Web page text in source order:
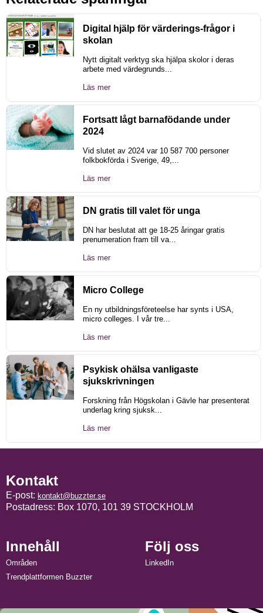
Digital hjälp för värderings-frågor i
skolan
Nytt digitalt verktyg ska hjälpa skolor i deras
arbete med värdegrunds...
Läs mer
Fortsatt lågt barnafödande under
2024
Vid slutet av 2024 var 10 587 700 personer
folkbokförda i Sverige, 49,...
Läs mer
DN gratis till valet för unga
DN har beslutat att ge 18-25 åringar gratis
prenumeration fram till va...
Läs mer
Micro College
En ny utbildningsföreteelse har synts i USA,
micro colleges. I vår tre...
Läs mer
Psykisk ohälsa vanligaste
sjukskrivningen
Forskning från Högskolan i Gävle har presenterat
underlag kring sjuksk...
Läs mer
Kontakt
E-post: kontakt@buzzter.se
Postadress: Box 1070, 101 39 STOCKHOLM
Innehåll
Områden
Trendplattformen Buzzter
Följ oss
LinkedIn